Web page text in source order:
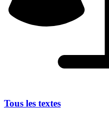
Tous les textes